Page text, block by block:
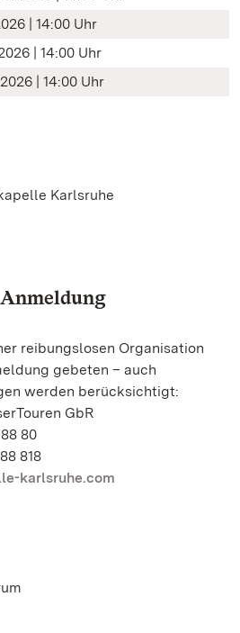
| 14:00 Uhr
| 14:00 Uhr
| 14:00 Uhr
Karlsruhe
reibungslosen Organisation
gebeten – auch
werden berücksichtigt:
GbR
80
818
karlsruhe.com